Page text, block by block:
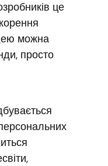
це
можна
просто